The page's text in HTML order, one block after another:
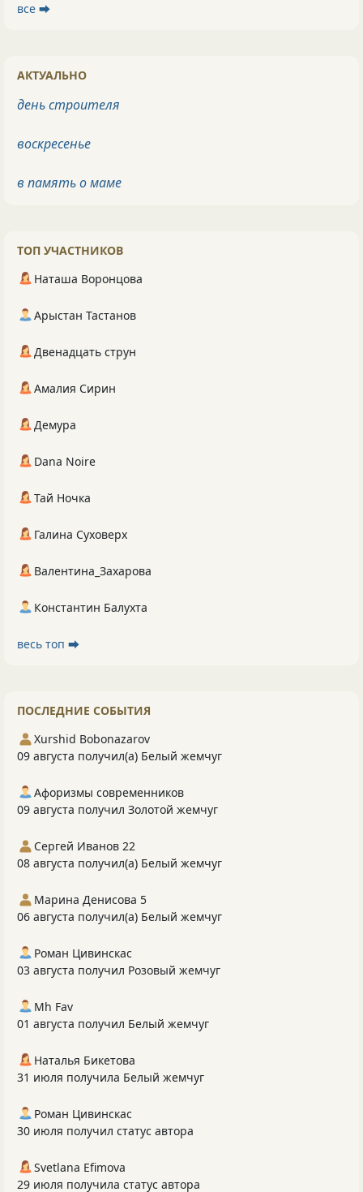
все ⮕
АКТУАЛЬНО
день строителя
воскресенье
в память о маме
ТОП УЧАСТНИКОВ
Наташа Воронцова
Арыстан Тастанов
Двенадцать струн
Амалия Сирин
Демура
Dana Noire
Тай Ночка
Галина Суховерх
Валентина_Захарова
Константин Балухта
весь топ ⮕
ПОСЛЕДНИЕ СОБЫТИЯ
Xurshid Bobonazarov
09 августа получил(а) Белый жемчуг
Афоризмы современников
09 августа получил Золотой жемчуг
Сергей Иванов 22
08 августа получил(а) Белый жемчуг
Марина Денисова 5
06 августа получил(а) Белый жемчуг
Роман Цивинскас
03 августа получил Розовый жемчуг
Mh Fav
01 августа получил Белый жемчуг
Наталья Бикетова
31 июля получила Белый жемчуг
Роман Цивинскас
30 июля получил статус автора
Svetlana Efimova
29 июля получила статус автора